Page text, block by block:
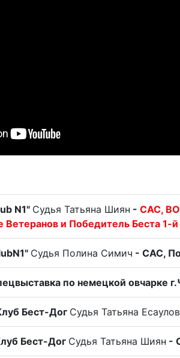
N1" Судья Татьяна Шиян - САС,
Ветеранов и Победитель Беста 1-
Судья Полина Симич - САС,
по немецкой овчарке
Бест-Дог Судья Татьяна
Бест-Дог Судья Татьяна Шиян -